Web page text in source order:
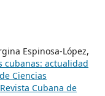
Espinosa-López,
cubanas: actualidad
Ciencias
Cubana de